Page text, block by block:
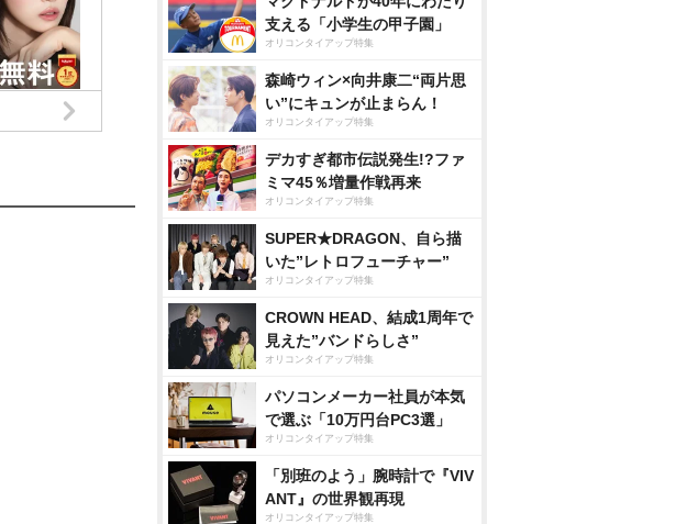
支える「小学生の甲子園」
オリコンタイアップ特集
森崎ウィン×向井康二“両片思
い”にキュンが止まらん！
オリコンタイアップ特集
デカすぎ都市伝説発生!?ファ
ミマ45％増量作戦再来
オリコンタイアップ特集
SUPER★DRAGON、自ら描
いた”レトロフューチャー”
オリコンタイアップ特集
CROWN HEAD、結成1周年で
見えた”バンドらしさ”
オリコンタイアップ特集
パソコンメーカー社員が本気
で選ぶ「10万円台PC3選」
オリコンタイアップ特集
「別班のよう」腕時計で『VIV
ANT』の世界観再現
オリコンタイアップ特集